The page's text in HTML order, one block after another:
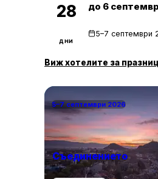
28
дни
до 6
5–7 септември
Виж хотелите за
5–7 септември 2026
Съединението